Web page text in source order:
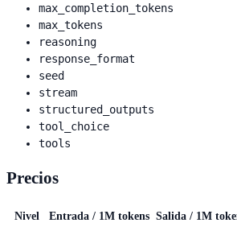
max_completion_tokens
max_tokens
reasoning
response_format
seed
stream
structured_outputs
tool_choice
tools
Precios
Nivel Entrada / 1M tokens Salida / 1M